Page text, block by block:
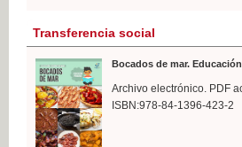
Transferencia social
Bocados de mar.
Archivo electrónico. PDF
ISBN:978-84-1396-423-2